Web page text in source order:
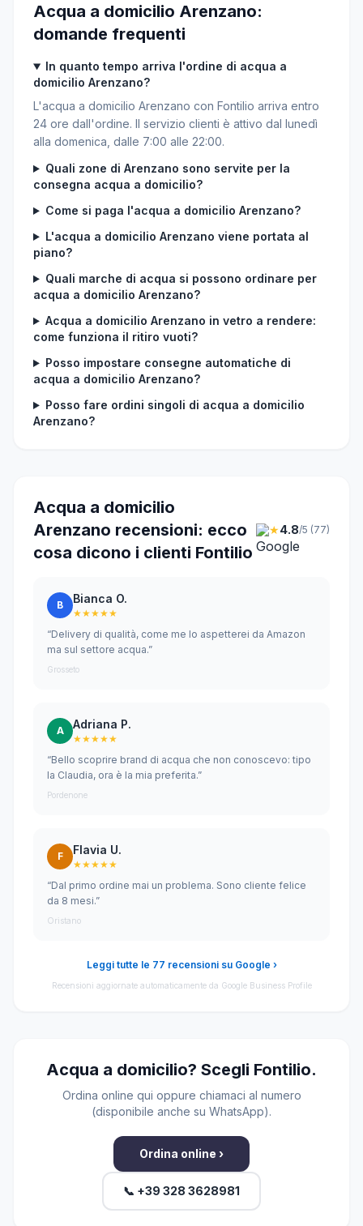
Acqua a domicilio Arenzano:
domande frequenti
In quanto tempo arriva l'ordine di acqua a
domicilio Arenzano?
L'acqua a domicilio Arenzano con Fontilio arriva entro
24 ore dall'ordine. Il servizio clienti è attivo dal lunedì
alla domenica, dalle 7:00 alle 22:00.
Quali zone di Arenzano sono servite per la
consegna acqua a domicilio?
Come si paga l'acqua a domicilio Arenzano?
L'acqua a domicilio Arenzano viene portata al
piano?
Quali marche di acqua si possono ordinare per
acqua a domicilio Arenzano?
Acqua a domicilio Arenzano in vetro a rendere:
come funziona il ritiro vuoti?
Posso impostare consegne automatiche di
acqua a domicilio Arenzano?
Posso fare ordini singoli di acqua a domicilio
Arenzano?
Acqua a domicilio
Arenzano recensioni: ecco
cosa dicono i clienti Fontilio
★4.8/5 (77)
B Bianca O.
★★★★★
“Delivery di qualità, come me lo aspetterei da Amazon
ma sul settore acqua.”
Grosseto
A Adriana P.
★★★★★
“Bello scoprire brand di acqua che non conoscevo: tipo
la Claudia, ora è la mia preferita.”
Pordenone
F Flavia U.
★★★★★
“Dal primo ordine mai un problema. Sono cliente felice
da 8 mesi.”
Oristano
Leggi tutte le 77 recensioni su Google ›
Recensioni aggiornate automaticamente da Google Business Profile
Acqua a domicilio? Scegli Fontilio.
Ordina online qui oppure chiamaci al numero
(disponibile anche su WhatsApp).
Ordina online ›
📞 +39 328 3628981